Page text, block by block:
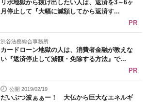
リボ地獄から抜け出したい人は、返済を3～6ヶ
月停止して『大幅に減額してから返済す...
PR
渋谷法務総合事務所
カードローン地獄の人は、消費者金融が教えな
い『返済停止して減額・免除する方法』で...
PR
公開 2019/02/19
だいぶつ波ぁぁー！ 大仏から巨大なエネルギ